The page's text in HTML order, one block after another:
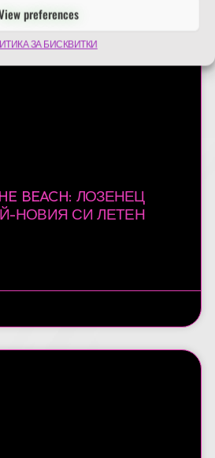
preferences
ЗА БИСКВИТКИ
BEACH: ЛОЗЕНЕЦ
НОВИЯ СИ ЛЕТЕН